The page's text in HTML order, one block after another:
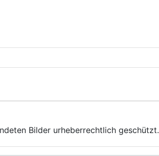
Bilder urheberrechtlich geschützt.